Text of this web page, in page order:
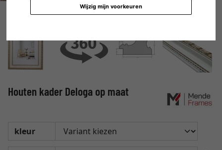
Wijzig mijn voorkeuren
Houten kader Deloga op maat
kleur